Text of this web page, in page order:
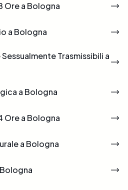
Ore a Bologna
a Bologna
Trasmissibili a
a Bologna
Ore a Bologna
a Bologna